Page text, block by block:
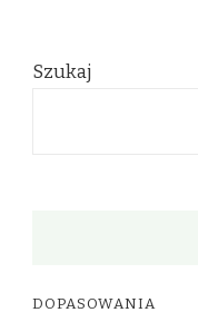
Szukaj
DOPASOWANIA